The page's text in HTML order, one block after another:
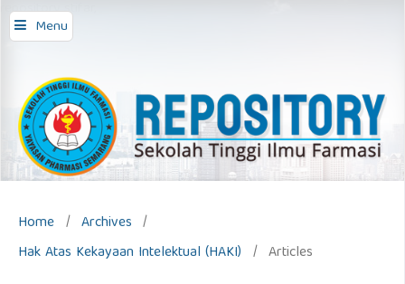
Menu
repository stifar,
Home / Archives /
Hak Atas Kekayaan Intelektual (HAKI) / Articles